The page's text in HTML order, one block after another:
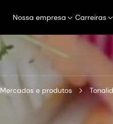
Nossa empresa Carreiras
Mercados e produtos